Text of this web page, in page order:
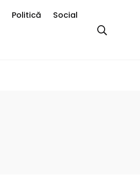
Politică
Social